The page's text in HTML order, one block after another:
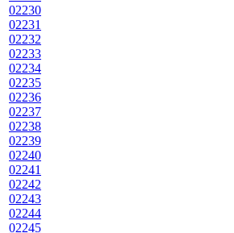
02230
02231
02232
02233
02234
02235
02236
02237
02238
02239
02240
02241
02242
02243
02244
02245